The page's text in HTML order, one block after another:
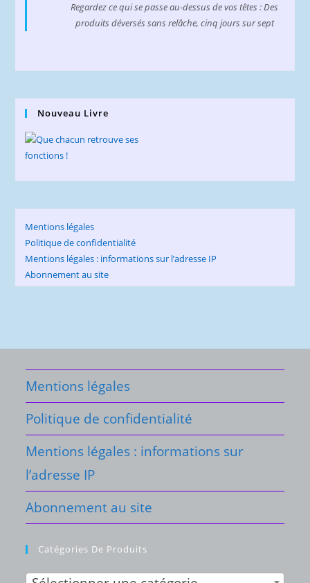
Regardez ce qui se passe au-dessus de vos têtes : Des
produits déversés sans relâche, cinq jours sur sept
Nouveau Livre
Mentions légales
Politique de confidentialité
Mentions légales : informations sur l’adresse IP
Abonnement au site
Mentions légales
Politique de confidentialité
Mentions légales : informations sur
l’adresse IP
Abonnement au site
Catégories De Produits